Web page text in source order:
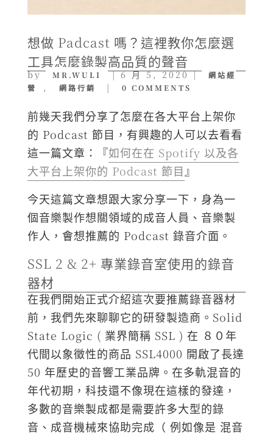
想做 Padcast 嗎？這裡教你怎麼選
工具怎麼錄製高品質的聲音
by MR.WULI |6 月 5, 2020|
網站經
營
, 網路行銷 | 0 COMMENTS
前幾天我們分享了怎麼在各大平台上架你
的 Podcast 節目，有興趣的人可以去看看
這一篇文章：『如何在在 Spotify 以及各
大平台上架你的 Podcast 節目 』
今天這篇文章想跟大家分享一下，身為一
個音樂製作想關領域的成音人員、音樂製
作人，會想推薦的 Podcast 錄音介面。
SSL 2 & 2+ 專業錄音室使用的錄音
器材
在我們開始正式介紹這次要推薦錄音器材
前，我們先來聊聊它的研發製造商。Solid
State Logic ( 業界簡稱 SSL ) 在 ８０年
代間以象徵性的商品 SSL4000 開啟了長達
50 年歷史的音響工業品牌。在多軌混音的
年代初期，科技還不像現在這樣的發達，
多數的音樂製成都是需要許多大型的錄
音、成音機械來協助完成（ 例如像是 混音